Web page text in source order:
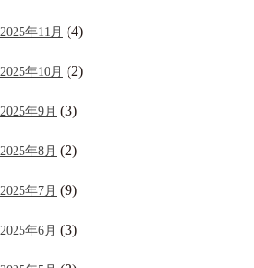
2025年11月 (4)
2025年10月 (2)
2025年9月 (3)
2025年8月 (2)
2025年7月 (9)
2025年6月 (3)